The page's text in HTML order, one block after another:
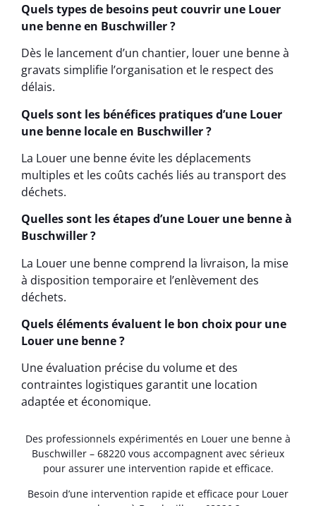
Quels types de besoins peut couvrir une Louer
une benne en Buschwiller ?
Dès le lancement d’un chantier, louer une benne à
gravats simplifie l’organisation et le respect des
délais.
Quels sont les bénéfices pratiques d’une Louer
une benne locale en Buschwiller ?
La Louer une benne évite les déplacements
multiples et les coûts cachés liés au transport des
déchets.
Quelles sont les étapes d’une Louer une benne à
Buschwiller ?
La Louer une benne comprend la livraison, la mise
à disposition temporaire et l’enlèvement des
déchets.
Quels éléments évaluent le bon choix pour une
Louer une benne ?
Une évaluation précise du volume et des
contraintes logistiques garantit une location
adaptée et économique.
Des professionnels expérimentés en Louer une benne à
Buschwiller – 68220 vous accompagnent avec sérieux
pour assurer une intervention rapide et efficace.
Besoin d’une intervention rapide et efficace pour Louer